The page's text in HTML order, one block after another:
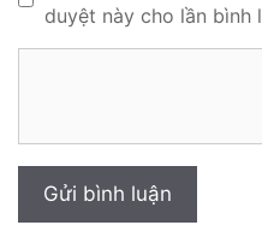
duyệt này cho lần bình